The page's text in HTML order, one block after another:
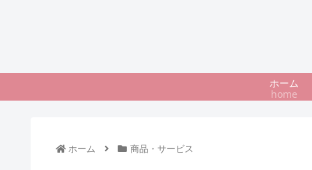
ホーム
home
ホーム 商品・サービス